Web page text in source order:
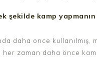
şekilde kamp
daha once
zaman daha önce